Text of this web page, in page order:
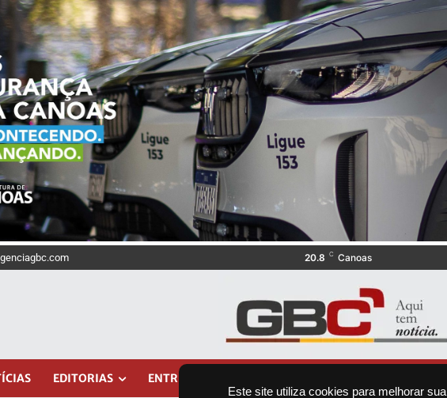
Este site utiliza cookies para melhorar sua
20.8 C Canoas
EDITORIAS ENTRETENIMENTO